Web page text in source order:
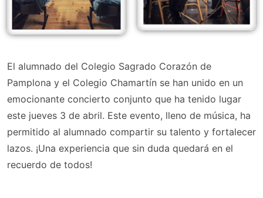
El alumnado del Colegio Sagrado Corazón de
Pamplona y el Colegio Chamartín se han unido en un
emocionante concierto conjunto que ha tenido lugar
este jueves 3 de abril. Este evento, lleno de música, ha
permitido al alumnado compartir su talento y fortalecer
lazos. ¡Una experiencia que sin duda quedará en el
recuerdo de todos!